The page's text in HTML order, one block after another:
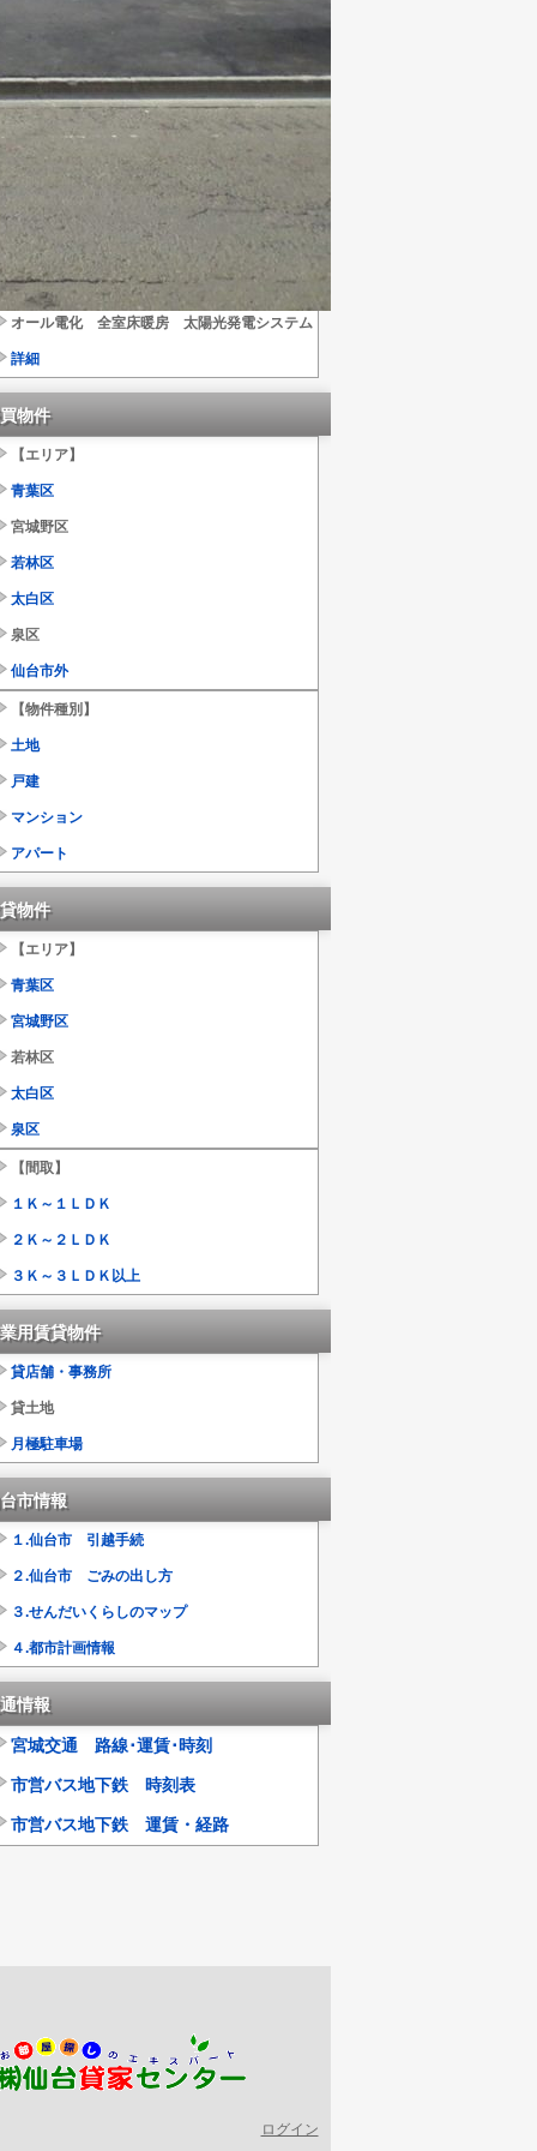
価格４，２００万円
築浅 未使用 平屋３ＳＬＤＫ
所在 太白区茂庭字大沢
オール電化 全室床暖房 太陽光発電システム
詳細
物件
【エリア】
青葉区
宮城野区
若林区
太白区
泉区
仙台市外
【物件種別】
土地
戸建
マンション
アパート
物件
【エリア】
青葉区
宮城野区
若林区
太白区
泉区
【間取】
１Ｋ～１ＬＤＫ
２Ｋ～２ＬＤＫ
３Ｋ～３ＬＤＫ以上
用賃貸物件
貸店舗・事務所
貸土地
月極駐車場
市情報
１.仙台市 引越手続
２.仙台市 ごみの出し方
３.せんだいくらしのマップ
４.都市計画情報
情報
宮城交通 路線･運賃･時刻
市営バス地下鉄 時刻表
市営バス地下鉄 運賃・経路
ログイン